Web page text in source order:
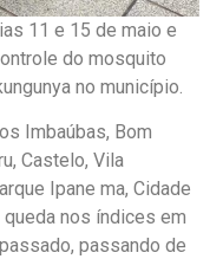
11 e 15 de maio e
do mosquito
no município.
Imbaúbas, Bom
Castelo, Vila
Ipane ma, Cidade
queda nos índices em
passando de